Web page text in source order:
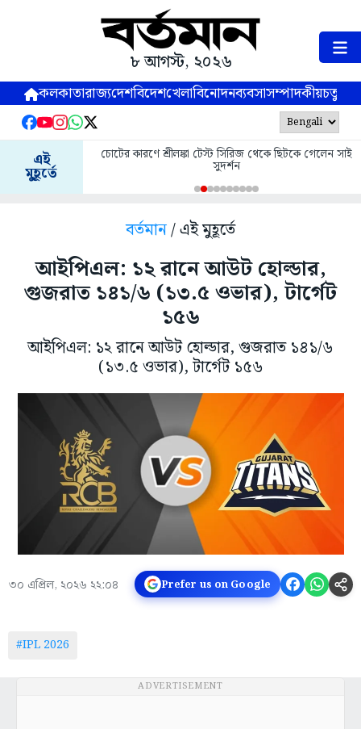
৮ আগস্ট, ২০২৬
কলকাতারাজ্যদেশবিদেশখেলাবিনোদনব্যবসাসম্পাদকীয়
এই
মুহূর্তে
চোটের কারণে শ্রীলঙ্কা টেস্ট সিরিজ থেকে ছিটকে গেলেন সাই
সুদর্শন
বর্তমান/ এই মুহূর্তে
আইপিএল: ১২ রানে আউট হোল্ডার,
গুজরাত ১৪১/৬ (১৩.৫ ওভার), টার্গেট
১৫৬
আইপিএল: ১২ রানে আউট হোল্ডার, গুজরাত ১৪১/৬
(১৩.৫ ওভার), টার্গেট ১৫৬
৩০ এপ্রিল, ২০২৬ ২২:০৪ Prefer us on Google
#IPL 2026
ADVERTISEMENT